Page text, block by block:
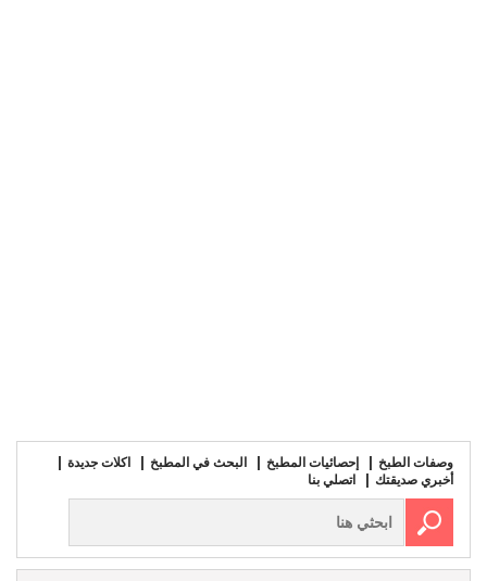
وصفات الطبخ إحصائيات المطبخ البحث في المطبخ
اكلات جديدة
أخبري صديقتك
اتصلي بنا